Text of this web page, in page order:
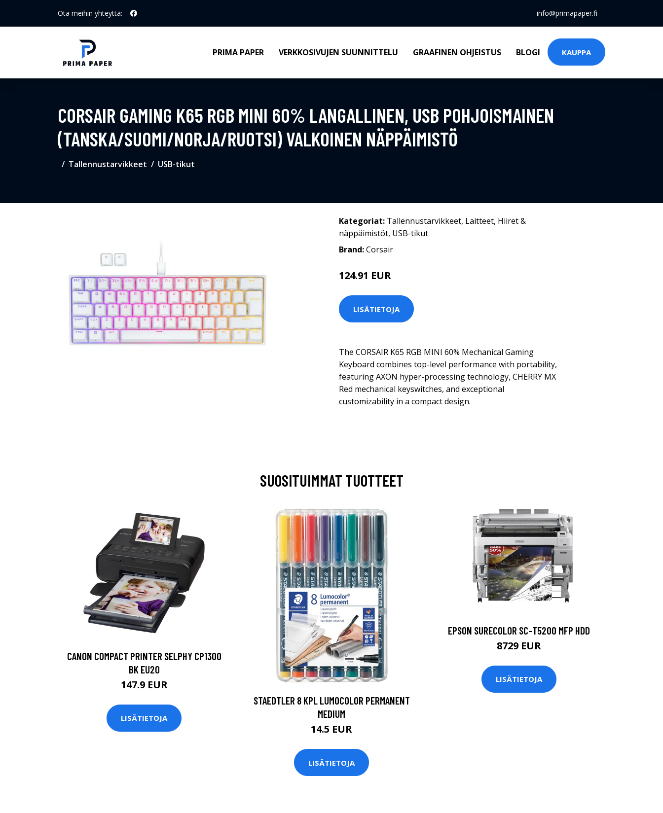
Ota meihin yhteyttä: info@primapaper.fi
PRIMA PAPER VERKKOSIVUJEN SUUNNITTELU GRAAFINEN OHJEISTUS BLOGI KAUPPA
CORSAIR GAMING K65 RGB MINI 60% LANGALLINEN, USB POHJOISMAINEN
(TANSKA/SUOMI/NORJA/RUOTSI) VALKOINEN NÄPPÄIMISTÖ
Tallennustarvikkeet USB-tikut
Kategoriat: Tallennustarvikkeet, Laitteet, Hiiret &
näppäimistöt, USB-tikut
Brand:Corsair
124.91 EUR
LISÄTIETOJA
The CORSAIR K65 RGB MINI 60% Mechanical Gaming
Keyboard combines top-level performance with portability,
featuring AXON hyper-processing technology, CHERRY MX
Red mechanical keyswitches, and exceptional
customizability in a compact design.
SUOSITUIMMAT TUOTTEET
CANON COMPACT PRINTER SELPHY CP1300
BK EU20
147.9 EUR
LISÄTIETOJA
STAEDTLER 8 KPL LUMOCOLOR PERMANENT
MEDIUM
14.5 EUR
LISÄTIETOJA
EPSON SURECOLOR SC-T5200 MFP HDD
8729 EUR
LISÄTIETOJA